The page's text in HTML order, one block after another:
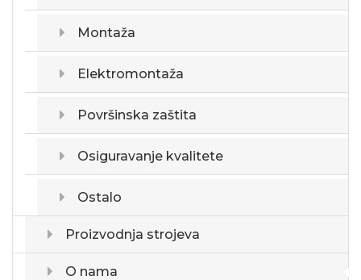
Montaža
Elektromontaža
Površinska zaštita
Osiguravanje kvalitete
Ostalo
Proizvodnja strojeva
O nama